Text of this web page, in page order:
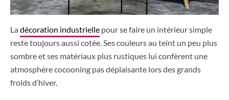
Ladécoration industrielle pour se faire un intérieur simple
reste toujours aussi cotée. Ses couleurs au teint un peu plus
sombre et ses matériaux plus rustiques lui confèrent une
atmosphère cocooning pas déplaisante lors des grands
froids d’hiver.